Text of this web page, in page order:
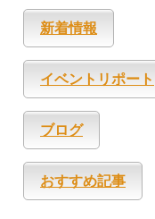
新着情報
イベントリポート
ブログ
おすすめ記事